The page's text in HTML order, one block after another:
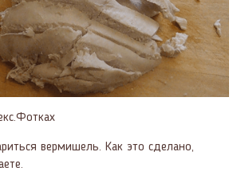
вермишель. Как это сделано,